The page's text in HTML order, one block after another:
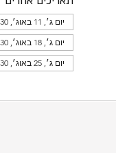
יום ג׳, 11 באוג׳, 15:30
יום ג׳, 18 באוג׳, 15:30
יום ג׳, 25 באוג׳, 15:30